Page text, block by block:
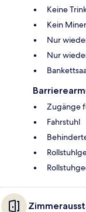
Keine
Kein
Nur
Nur
Zugänge
Fahrstuhl